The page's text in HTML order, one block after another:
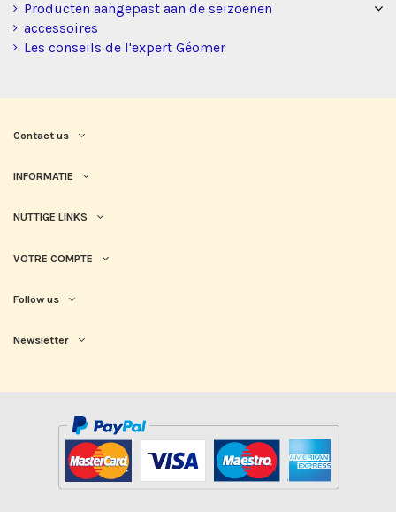
Producten aangepast aan de seizoenen
accessoires
Les conseils de l'expert Géomer
Contact us
INFORMATIE
NUTTIGE LINKS
VOTRE COMPTE
Follow us
Newsletter